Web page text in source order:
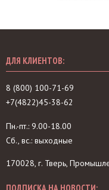
ДЛЯ КЛИЕНТОВ:
8 (800) 100-71-69
+7(4822)45-38-62
Пн.-пт.: 9.00-18.00
Сб., вс.: выходные
170028, г. Тверь,
ПОДПИСКА НА НОВОСТИ: